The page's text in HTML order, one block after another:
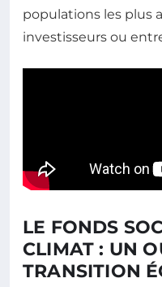
populations les plus
investisseurs ou
LE FONDS
CLIMAT : UN
TRANSITION